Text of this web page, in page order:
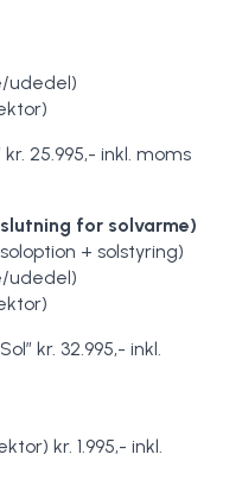
udedel)
25.995,- inkl. moms
for solvarme)
+ solstyring)
udedel)
kr. 32.995,- inkl.
kr. 1.995,- inkl.